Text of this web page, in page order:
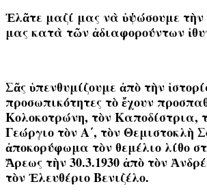
Ἐλᾶτε μαζί μας νὰ ὑψώσουμε
μας κατὰ τῶν ἀδιαφορούντων
Σᾶς ὑπενθυμίζουμε ἀπὸ τὴν
προσωπικότητες τὸ ἔχουν
Κολοκοτρώνη, τὸν Καποδίστρια,
Γεώργιο τὸν Α΄, τὸν Θεμιστοκλὴ
ἀποκορύφωμα τὸν θεμέλιο λίθο
Ἄρεως τὴν 30.3.1930 ἀπὸ τὸν
τὸν Ἐλευθέριο Βενιζέλο.